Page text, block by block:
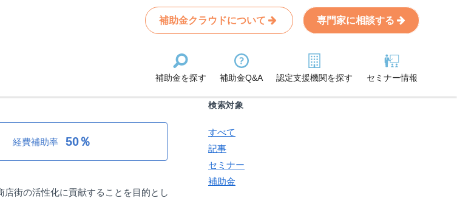
補助金クラウドについて 専門家に相談する
補助金を探す 補助金Q&A 認定支援機関を探す セミナー情報
経費補助率 50％
街の活性化に貢献することを目的とし
Search
条件から記事を探す
検索対象
すべて
記事
セミナー
補助金